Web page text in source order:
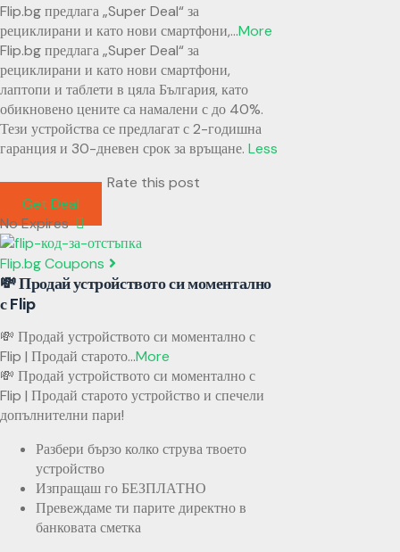
Flip.bg предлага „Super Deal“ за
рециклирани и като нови смартфони,...More
Flip.bg предлага „Super Deal“ за
рециклирани и като нови смартфони,
лаптопи и таблети в цяла България, като
обикновено цените са намалени с до 40%.
Тези устройства се предлагат с 2-годишна
гаранция и 30-дневен срок за връщане. Less
Rate this post
Get Deal
No Expires
Flip.bg Coupons
💸 Продай устройството си моментално
с Flip
💸 Продай устройството си моментално с
Flip | Продай старото...More
💸 Продай устройството си моментално с
Flip | Продай старото устройство и спечели
допълнителни пари!
Разбери бързо колко струва твоето
устройство
Изпращаш го БЕЗПЛАТНО
Превеждаме ти парите директно в
банковата сметка